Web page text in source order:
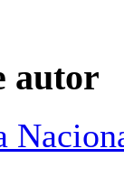
autor